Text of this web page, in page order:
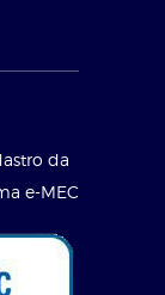
da
e-MEC